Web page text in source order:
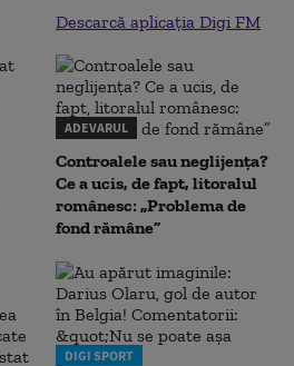
Descarcă aplicația Digi FM
ADEVARUL
Controalele sau neglijența?
Ce a ucis, de fapt, litoralul
românesc: „Problema de
fond rămâne”
DIGI SPORT